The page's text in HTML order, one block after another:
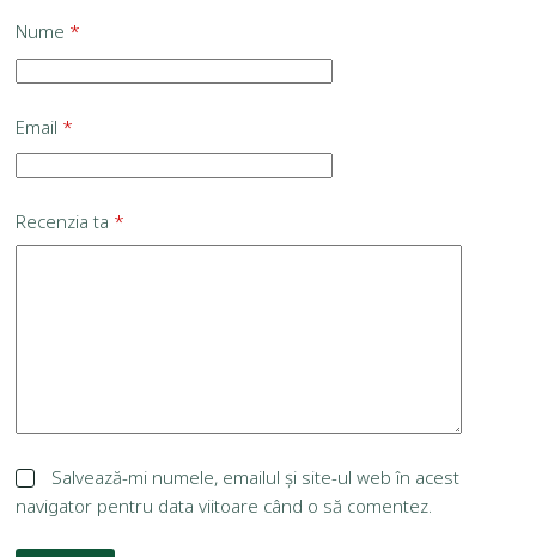
Nume *
Email *
Recenzia ta *
Salvează-mi numele, emailul și site-ul web în acest
navigator pentru data viitoare când o să comentez.